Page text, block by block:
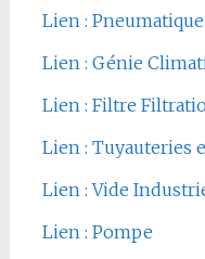
Lien : Pneumatique
Lien : Génie
Lien : Filtre
Lien : Tuyauteries
Lien : Vide
Lien : Pompe